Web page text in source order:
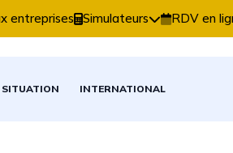
fiscales et
entreprises Simulateurs RDV en
SITUATION INTERNATIONAL